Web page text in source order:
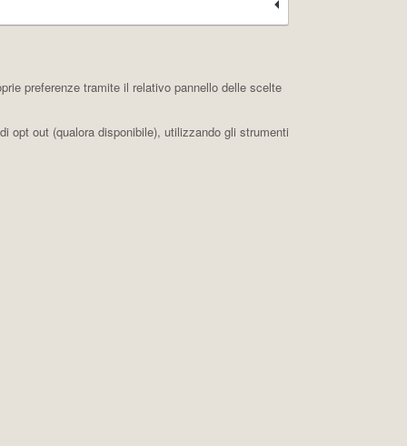
preferenze tramite il relativo pannello delle scelte
opt out (qualora disponibile), utilizzando gli strumenti